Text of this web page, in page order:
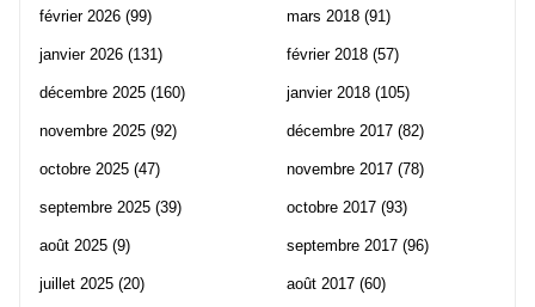
février 2026 (99)
janvier 2026 (131)
décembre 2025 (160)
novembre 2025 (92)
octobre 2025 (47)
septembre 2025 (39)
août 2025 (9)
juillet 2025 (20)
mars 2018 (91)
février 2018 (57)
janvier 2018 (105)
décembre 2017 (82)
novembre 2017 (78)
octobre 2017 (93)
septembre 2017 (96)
août 2017 (60)